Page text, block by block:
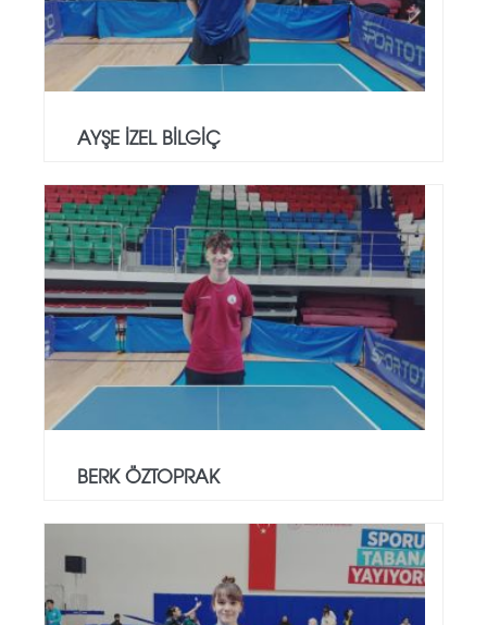
AYŞE İZEL BİLGİÇ
BERK ÖZTOPRAK